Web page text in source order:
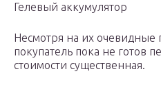
Гелевый аккумулятор
Несмотря на их очевидные
покупатель пока не готов
стоимости существенная.